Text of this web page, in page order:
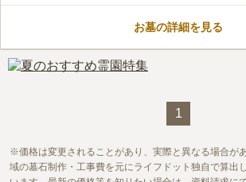
養のお墓です。
お墓の詳細を見る
1
価格は変更されることがあり、実際と異なる場合が
域の墓石制作・工事費を元にライフドット独自で算出